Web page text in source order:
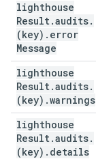
lighthouse
Result.audits.
(key) . error
Message
lighthouse
Result.audits.
(key) .warnings
lighthouse
Result.audits.
(key) . details